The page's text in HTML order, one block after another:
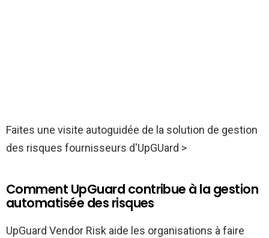
Faites une visite autoguidée de la solution de gestion
des risques fournisseurs d'UpGUard >
Comment UpGuard contribue à la gestion
automatisée des risques
UpGuard Vendor Risk aide les organisations à faire